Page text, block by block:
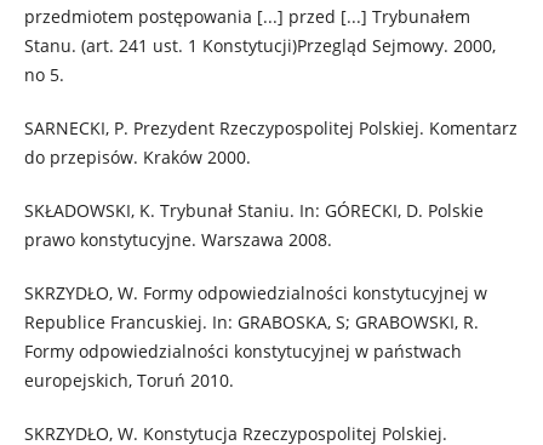
przedmiotem postępowania [...] przed [...] Trybunałem
Stanu. (art. 241 ust. 1 Konstytucji)Przegląd Sejmowy. 2000,
no 5.
SARNECKI, P. Prezydent Rzeczypospolitej Polskiej. Komentarz
do przepisów. Kraków 2000.
SKŁADOWSKI, K. Trybunał Staniu. In: GÓRECKI, D. Polskie
prawo konstytucyjne. Warszawa 2008.
SKRZYDŁO, W. Formy odpowiedzialności konstytucyjnej w
Republice Francuskiej. In: GRABOSKA, S; GRABOWSKI, R.
Formy odpowiedzialności konstytucyjnej w państwach
europejskich, Toruń 2010.
SKRZYDŁO, W. Konstytucja Rzeczypospolitej Polskiej.